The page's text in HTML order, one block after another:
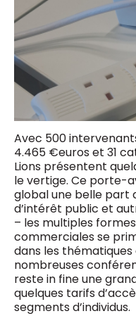
Avec 500
4.465 €euros et 31
Lions présentent
le vertige. Ce porte-
global une belle part
d’intérêt public et
– les multiples
commerciales se
dans les
nombreuses
reste in fine une
quelques tarifs
segments d’individus.